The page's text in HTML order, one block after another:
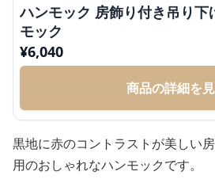
ハンモック 房飾り付き吊り下
モック
¥6,040
商品の詳細を
黒地に赤のコントラストが美しい
用のおしゃれなハンモックです。